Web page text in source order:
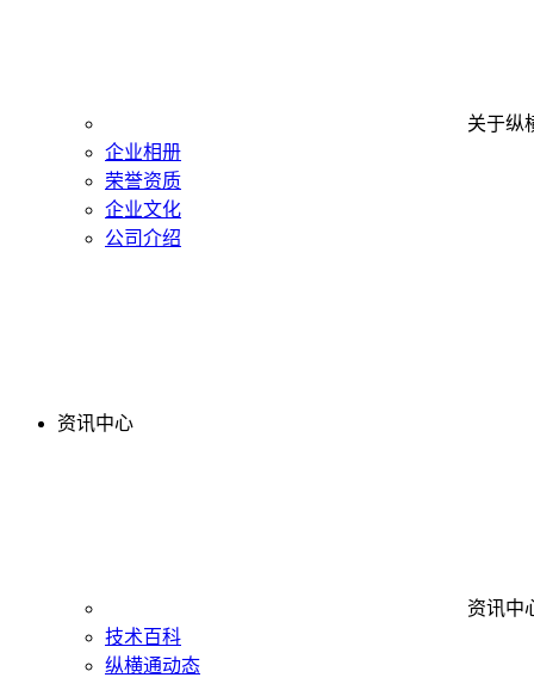
关于纵
企业相册
荣誉资质
企业文化
公司介绍
资讯中心
资讯中
技术百科
纵横通动态